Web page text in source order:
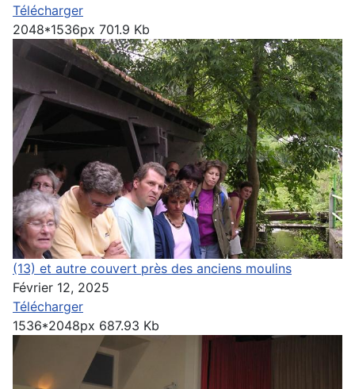
Télécharger
2048*1536px 701.9 Kb
(13) et autre couvert près des anciens moulins
Février 12, 2025
Télécharger
1536*2048px 687.93 Kb